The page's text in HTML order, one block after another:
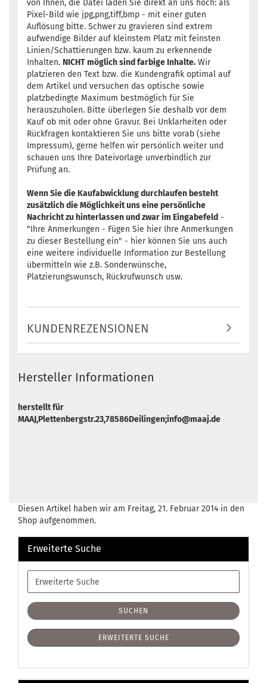
von Ihnen, die Datei laden Sie direkt an uns hoch: als
Pixel-Bild wie jpg,png,tiff,bmp - mit einer guten
Auflösung bitte. Schwer zu gravieren sind extrem
aufwendige Bilder auf kleinstem Platz mit feinsten
Linien/Schattierungen bzw. kaum zu erkennende
Inhalten. NICHT möglich sind farbige Inhalte. Wir
platzieren den Text bzw. die Kundengrafik optimal auf
dem Artikel und versuchen das optische sowie
platzbedingte Maximum bestmöglich für Sie
herauszuholen. Bitte überlegen Sie deshalb vor dem
Kauf ob mit oder ohne Gravur. Bei Unklarheiten oder
Rückfragen kontaktieren Sie uns bitte vorab (siehe
Impressum), gerne helfen wir persönlich weiter und
schauen uns Ihre Dateivorlage unverbindlich zur
Prüfung an.
Wenn Sie die Kaufabwicklung durchlaufen besteht
zusätzlich die Möglichkeit uns eine persönliche
Nachricht zu hinterlassen und zwar im Eingabefeld -
"Ihre Anmerkungen - Fügen Sie hier Ihre Anmerkungen
zu dieser Bestellung ein" - hier können Sie uns auch
eine weitere individuelle Information zur Bestellung
übermitteln wie z.B. Sonderwünsche,
Platzierungswunsch, Rückrufwunsch usw.
KUNDENREZENSIONEN
Hersteller Informationen
herstellt für
MAAJ,Plettenbergstr.23,78586Deilingen;info@maaj.de
Diesen Artikel haben wir am Freitag, 21. Februar 2014 in den
Shop aufgenommen.
Erweiterte Suche
Erweiterte
Suche
SUCHEN
ERWEITERTE SUCHE